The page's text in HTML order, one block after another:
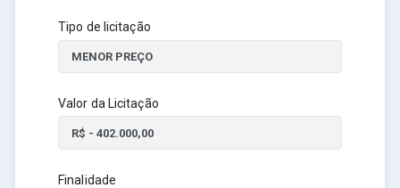
Tipo de licitação
Valor da Licitação
Finalidade